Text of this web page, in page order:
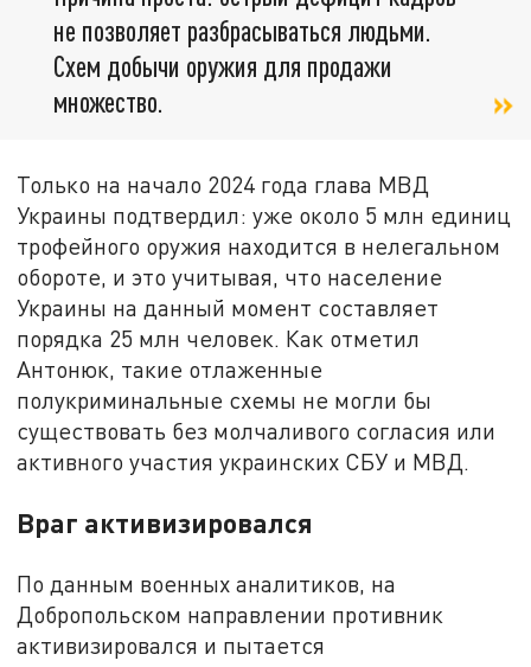
не позволяет разбрасываться людьми.
Схем добычи оружия для продажи
множество.
Только на начало 2024 года глава МВД
Украины подтвердил: уже около 5 млн единиц
трофейного оружия находится в нелегальном
обороте, и это учитывая, что население
Украины на данный момент составляет
порядка 25 млн человек. Как отметил
Антонюк, такие отлаженные
полукриминальные схемы не могли бы
существовать без молчаливого согласия или
активного участия украинских СБУ и МВД.
Враг активизировался
По данным военных аналитиков, на
Добропольском направлении противник
активизировался и пытается